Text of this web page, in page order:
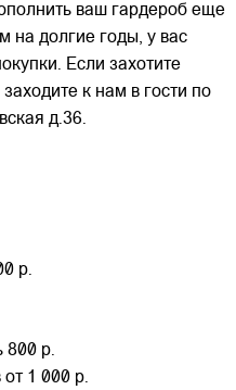
ваш гардероб еще
на долгие годы, у вас
Если захотите
к нам в гости по
д.36.
р.
800 р.
от 1 000 р.